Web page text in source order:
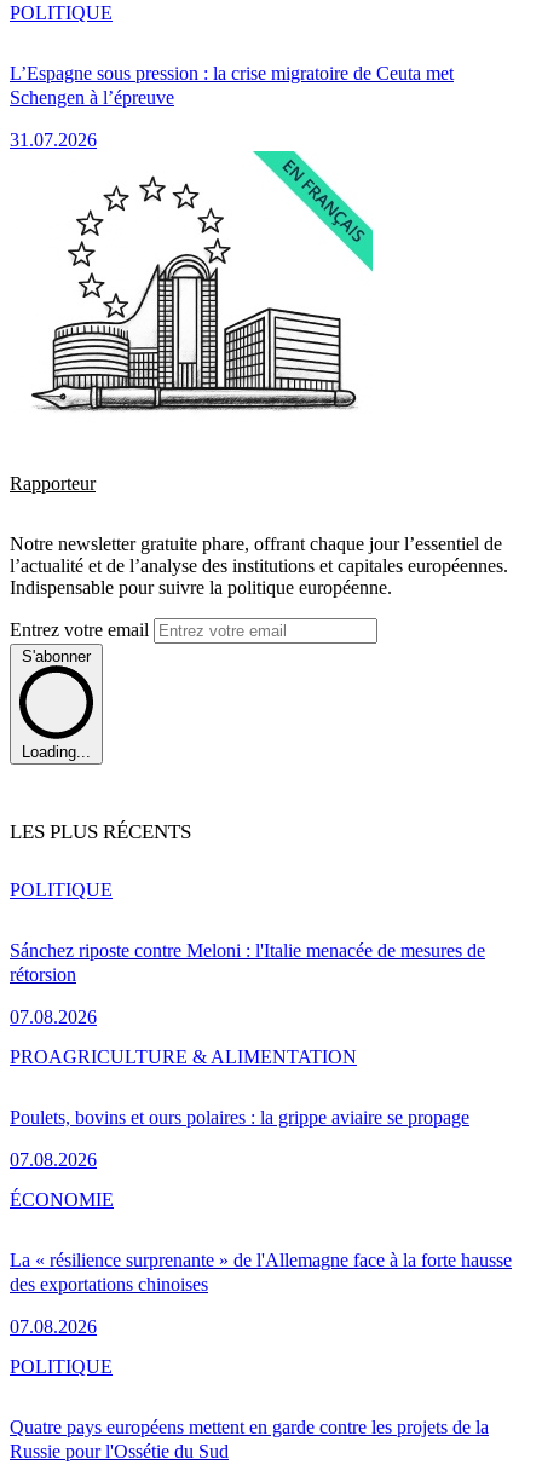
L’Espagne sous pression : la crise migratoire de Ceuta met
Schengen à l’épreuve
31.07.2026
POLITIQUE
Rapporteur
Notre newsletter gratuite phare, offrant chaque jour l’essentiel de
l’actualité et de l’analyse des institutions et capitales européennes.
Indispensable pour suivre la politique européenne.
Entrez votre email
S'abonner
Loading...
LES PLUS RÉCENTS
Sánchez riposte contre Meloni : l'Italie menacée de mesures de
rétorsion
07.08.2026
POLITIQUE
Poulets, bovins et ours polaires : la grippe aviaire se propage
07.08.2026
PROAGRICULTURE & ALIMENTATION
La « résilience surprenante » de l'Allemagne face à la forte hausse
des exportations chinoises
07.08.2026
ÉCONOMIE
Quatre pays européens mettent en garde contre les projets de la
Russie pour l'Ossétie du Sud
POLITIQUE